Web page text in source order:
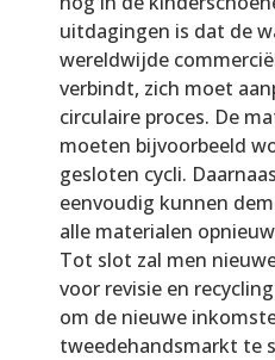
uitdagingen is dat de
wereldwijde
verbindt, zich moet
circulaire proces. De
moeten bijvoorbeeld
gesloten cycli.
eenvoudig kunnen
alle materialen
Tot slot zal men
voor revisie en
om de nieuwe
tweedehandsmarkt te